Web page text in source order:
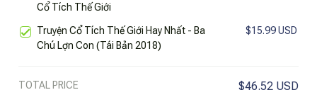
Cổ Tích Thế Giới
Truyện Cổ Tích Thế Giới Hay Nhất - Ba
Chú Lợn Con (Tái Bản 2018)
$15.99 USD
TOTAL PRICE $46.52 USD